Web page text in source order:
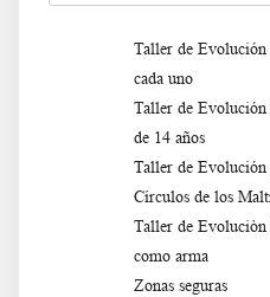
Taller de
cada uno
Taller de Evolución
de 14 años
Taller de Evolución
Círculos de los
Taller de
como arma
Zonas seguras